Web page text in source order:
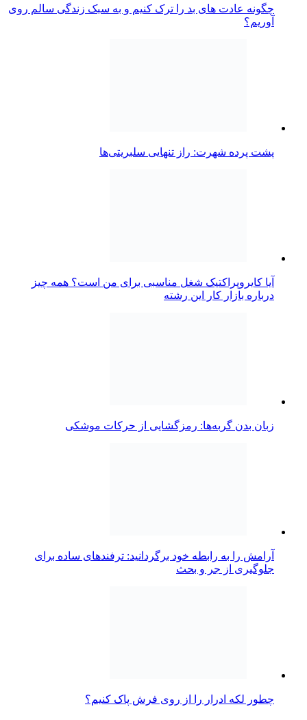
چگونه عادت‌ های بد را ترک کنیم و به سبک زندگی سالم روی
آوریم؟
پشت پرده شهرت: راز تنهایی سلبریتی‌ها
آیا کایروپراکتیک شغل مناسبی برای من است؟ همه چیز
درباره بازار کار این رشته
زبان بدن گربه‌ها: رمزگشایی از حرکات موشکی
آرامش را به رابطه خود برگردانید: ترفندهای ساده برای
جلوگیری از جر و بحث
چطور لکه ادرار را از روی فرش پاک کنیم؟